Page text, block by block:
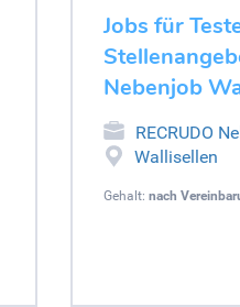
Jobs für
Nebenjob
RECRUDO
Wallisellen
Gehalt: nach